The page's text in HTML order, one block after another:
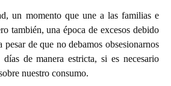
un momento que une a las familias e
también, una época de excesos debido
pesar de que no debamos obsesionarnos
de manera estricta, si es necesario
nuestro consumo.